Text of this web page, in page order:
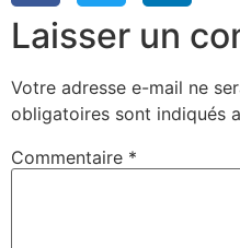
Laisser un
Votre adresse e-mail ne
obligatoires sont indiqués
Commentaire *